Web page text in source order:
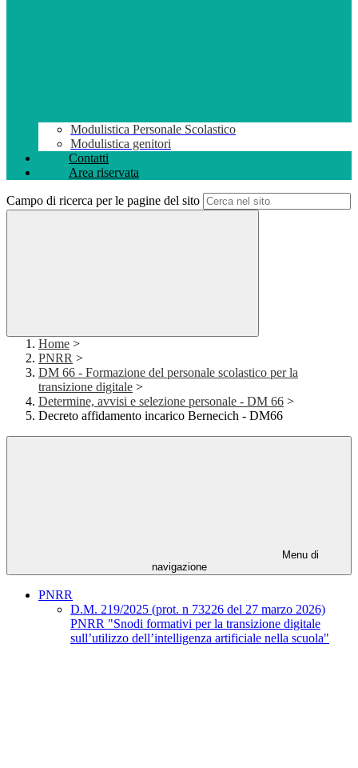
Modulistica Personale Scolastico
Modulistica genitori
Contatti
Area riservata
Campo di ricerca per le pagine del sito
Home >
PNRR >
DM 66 - Formazione del personale scolastico per la
transizione digitale >
Determine, avvisi e selezione personale - DM 66 >
Decreto affidamento incarico Bernecich - DM66
Menu di
navigazione
PNRR
D.M. 219/2025 (prot. n 73226 del 27 marzo 2026)
PNRR "Snodi formativi per la transizione digitale
sull’utilizzo dell’intelligenza artificiale nella scuola"